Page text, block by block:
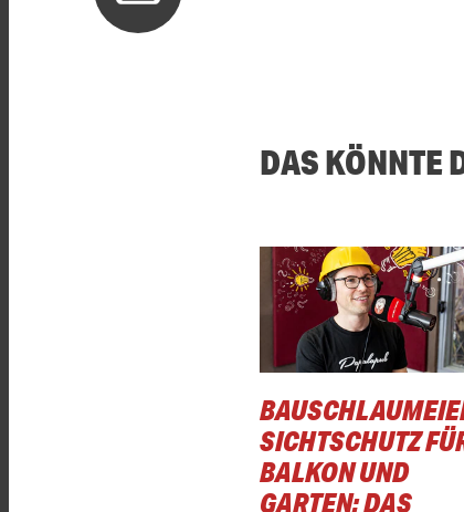
DAS KÖNNTE
SICHTSCHUTZ
BALKON UND
GARTEN: DAS